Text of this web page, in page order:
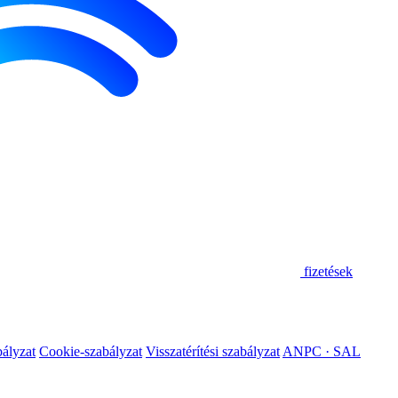
fizetések
Cookie-szabályzat Visszatérítési szabályzat ANPC · SAL